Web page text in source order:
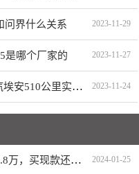
问界什么关系 2023-11-29
是哪个厂家的 2023-11-27
埃安Y Plus买510还是610？广汽埃安510公里实际跑多远 2023-11-24
新款海豚即将上市，现款优惠1.8万，买现款还是再等等 2024-01-25